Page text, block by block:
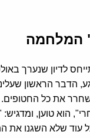
המלחמה
לדיון שנערך
הדבר הראשון
את כל החטופים.
הוא טוען,
עוד שלא השגנו את